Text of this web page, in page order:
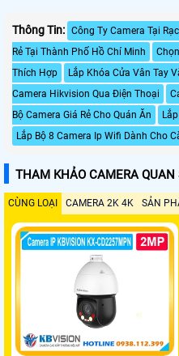
Thông Tin: Công Ty Camera Tại
Rẻ Tại Thành Phố Hồ Chí Minh
Thích Hợp
Lắp Khóa Cửa Vân Tay
Camera Hikvision Qua Điện Thoại
Bộ Camera Giá Rẻ Cho Quán Ăn
Lắp Bộ 8 Camera Ip Wifi Dành Cho
THAM KHẢO CAMERA QUAN
CÙNG LOẠI CAMERA 2K 4K SẢN